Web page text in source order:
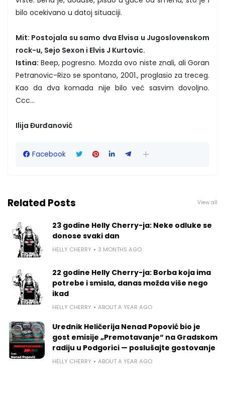
bilo ocekivano u datoj situaciji.
Mit: Postojala su samo dva Elvisa u Jugoslovenskom
rock-u, Sejo Sexon i Elvis J Kurtovic.
Istina: Beep, pogresno. Mozda ovo niste znali, ali Goran
Petranovic-Rizo se spontano, 2001., proglasio za treceg.
Kao da dva komada nije bilo već sasvim dovoljno.
Ccc...
Ilija Đurđanović
Facebook
Related Posts View all
23 godine Helly Cherry-ja: Neke odluke se
donose svaki dan
HELLY CHERRY 3 MONTHS AGO
22 godine Helly Cherry-ja: Borba koja ima
potrebe i smisla, danas možda više nego
ikad
HELLY CHERRY ABOUT A YEAR AGO
Urednik Heličerija Nenad Popović bio je
gost emisije „Premotavanje“ na Gradskom
radiju u Podgorici — poslušajte gostovanje
HELLY CHERRY ABOUT A YEAR AGO